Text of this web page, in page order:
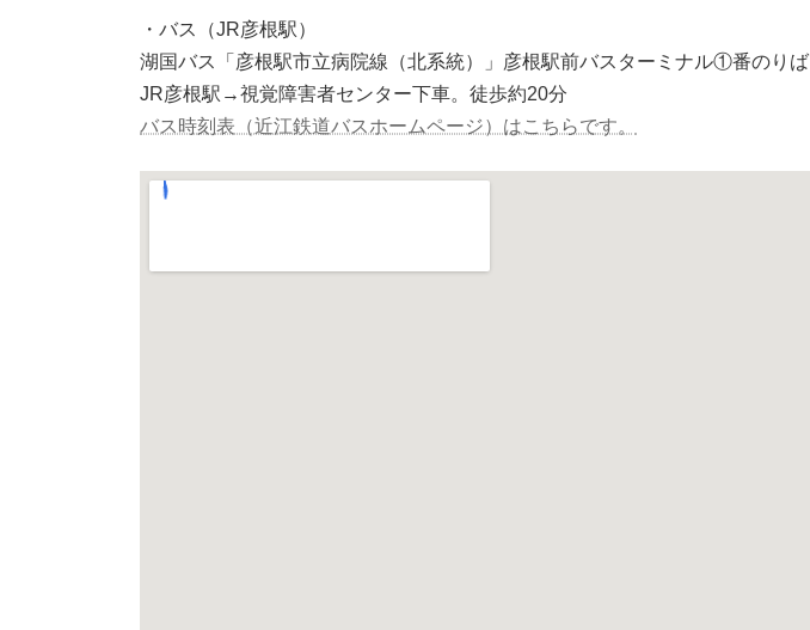
・バス（JR彦根駅）
湖国バス「彦根駅市立病院線（北系統）」彦根駅前バスターミナル①番のりば
JR彦根駅→視覚障害者センター下車。徒歩約20分
バス時刻表（近江鉄道バスホームページ）はこちらです。